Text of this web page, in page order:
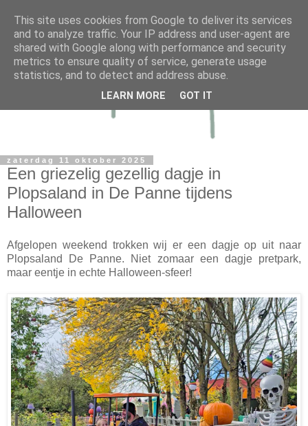
zaterdag 11 oktober 2025
Een griezelig gezellig dagje in
Plopsaland in De Panne tijdens
Halloween
Afgelopen weekend trokken wij er een dagje op uit naar
Plopsaland De Panne. Niet zomaar een dagje pretpark,
maar eentje in echte Halloween-sfeer!
This site uses cookies from Google to deliver its services
and to analyze traffic. Your IP address and user-agent are
shared with Google along with performance and security
metrics to ensure quality of service, generate usage
statistics, and to detect and address abuse.
LEARN MORE GOT IT